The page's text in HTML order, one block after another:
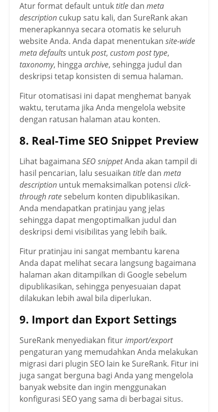
Atur format default untuktitle dan meta
description cukup satu kali, dan SureRank akan
menerapkannya secara otomatis ke seluruh
website Anda. Anda dapat menentukan site-wide
meta defaults untukpost, custom post type,
taxonomy, hingga archive, sehingga judul dan
deskripsi tetap konsisten di semua halaman.
Fitur otomatisasi ini dapat menghemat banyak
waktu, terutama jika Anda mengelola website
dengan ratusan halaman atau konten.
8. Real-Time SEO Snippet Preview
Lihat bagaimana SEO snippetAnda akan tampil di
hasil pencarian, lalu sesuaikan title dan meta
description untuk memaksimalkan potensi click-
through rate sebelum konten dipublikasikan.
Anda mendapatkan pratinjau yang jelas
sehingga dapat mengoptimalkan judul dan
deskripsi demi visibilitas yang lebih baik.
Fitur pratinjau ini sangat membantu karena
Anda dapat melihat secara langsung bagaimana
halaman akan ditampilkan di Google sebelum
dipublikasikan, sehingga penyesuaian dapat
dilakukan lebih awal bila diperlukan.
9. Import dan Export Settings
SureRank menyediakan fiturimport/export
pengaturan yang memudahkan Anda melakukan
migrasi dari plugin SEO lain ke SureRank. Fitur ini
juga sangat berguna bagi Anda yang mengelola
banyak website dan ingin menggunakan
konfigurasi SEO yang sama di berbagai situs.